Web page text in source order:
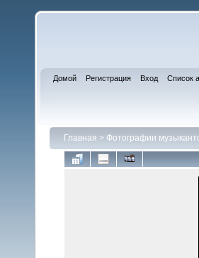
Домой Регистрация Вход Список
Главная > Фотографии